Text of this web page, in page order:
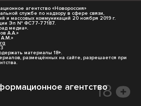
агентство «Новороссия»
службе по надзору в сфере связи,
и массовых коммуникаций 20 ноября 2019 г.
Эл № ФС77-77187.
медиа».
А.А.»
А.М.»
материалы 18+.
размещённых на сайте, разрешается при
агентство